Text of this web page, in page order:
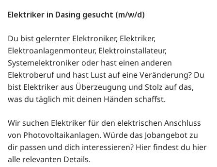
Elektriker in Dasing gesucht (m/w/d)
Du bist gelernter Elektroniker, Elektriker,
Elektroanlagenmonteur, Elektroinstallateur,
Systemelektroniker oder hast einen anderen
Elektroberuf und hast Lust auf eine Veränderung? Du
bist Elektriker aus Überzeugung und Stolz auf das,
was du täglich mit deinen Händen schaffst.
Wir suchen Elektriker für den elektrischen Anschluss
von Photovoltaikanlagen. Würde das Jobangebot zu
dir passen und dich interessieren? Hier findest du hier
alle relevanten Details.